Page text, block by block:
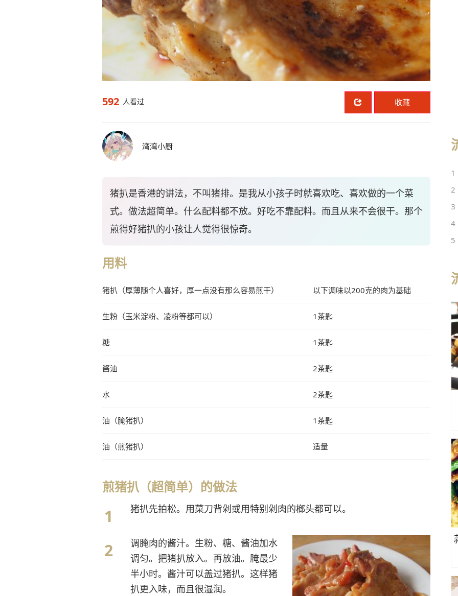
592 人看过 收藏
湾湾小厨
猪扒是香港的讲法，不叫猪排。是我从小孩子时就喜欢吃、喜欢做的一个菜
式。做法超简单。什么配料都不放。好吃不靠配料。而且从来不会很干。那个
煎得好猪扒的小孩让人觉得很惊奇。
用料
猪扒（厚薄随个人喜好，厚一点没有那么容易煎干） 以下调味以200克的肉为基础
生粉（玉米淀粉、凌粉等都可以） 1茶匙
糖 1茶匙
酱油 2茶匙
水 2茶匙
油（腌猪扒） 1茶匙
油（煎猪扒） 适量
煎猪扒（超简单）的做法
猪扒先拍松。用菜刀背剁或用特别剁肉的榔头都可以。
调腌肉的酱汁。生粉、糖、酱油加水
调匀。把猪扒放入。再放油。腌最少
半小时。酱汁可以盖过猪扒。这样猪
扒更入味，而且很湿润。
1
2
3
4
5